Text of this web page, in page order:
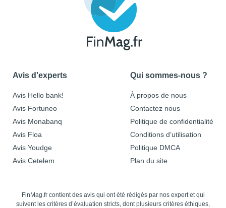
Avis d'experts
Avis Hello bank!
Avis Fortuneo
Avis Monabanq
Avis Floa
Avis Youdge
Avis Cetelem
Qui sommes-nous ?
À propos de nous
Contactez nous
Politique de confidentialité
Conditions d’utilisation
Politique DMCA
Plan du site
FinMag.fr contient des avis qui ont été rédigés par nos expert et qui
suivent les critères d’évaluation stricts, dont plusieurs critères éthiques,